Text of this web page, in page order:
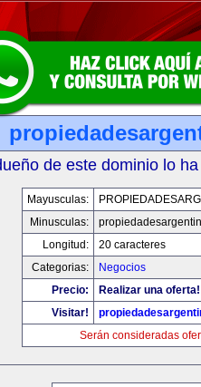
de este dominio lo
Mayusculas:
Minusculas:
Longitud:
20 caracteres
Categorias:
Negocios
Precio:
Realizar una oferta!
Visitar!
Serán consideradas